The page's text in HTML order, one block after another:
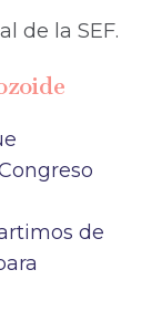
de la SEF.
de